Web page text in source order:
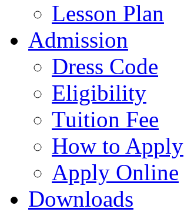
Lesson Plan
Admission
Dress Code
Eligibility
Tuition Fee
How to Apply
Apply Online
Downloads